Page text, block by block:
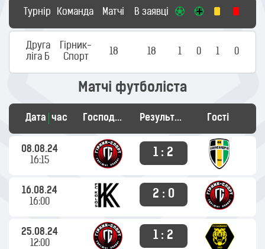
Турнір Команда Матчі В заявці
Друга
ліга Б
Гірник-
Cпорт
18 18 1 0 1 0
Матчі футболіста
Дата час Господарі Результат Гості
08.08.24
16:15
1 : 2
16.08.24
16:00
2 : 0
25.08.24
12:00
1 : 2